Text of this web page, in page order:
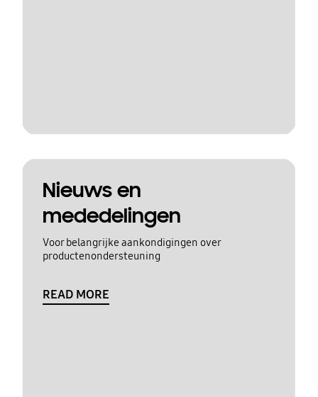
Nieuws en
mededelingen
Voor belangrijke aankondigingen over
productenondersteuning
READ MORE